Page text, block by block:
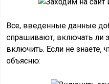
Все, введенные данные
спрашивают, включать ли
включить. Если не знаете,
объясню: